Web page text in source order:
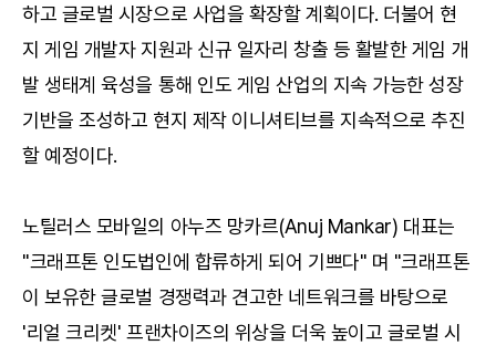
하고 글로벌 시장으로 사업을 확장할 계획이다. 더불어 현
지 게임 개발자 지원과 신규 일자리 창출 등 활발한 게임 개
발 생태계 육성을 통해 인도 게임 산업의 지속 가능한 성장
기반을 조성하고 현지 제작 이니셔티브를 지속적으로 추진
할 예정이다.
노틸러스 모바일의 아누즈 망카르(Anuj Mankar) 대표는
"크래프톤 인도법인에 합류하게 되어 기쁘다" 며 "크래프톤
이 보유한 글로벌 경쟁력과 견고한 네트워크를 바탕으로
'리얼 크리켓' 프랜차이즈의 위상을 더욱 높이고 글로벌 시